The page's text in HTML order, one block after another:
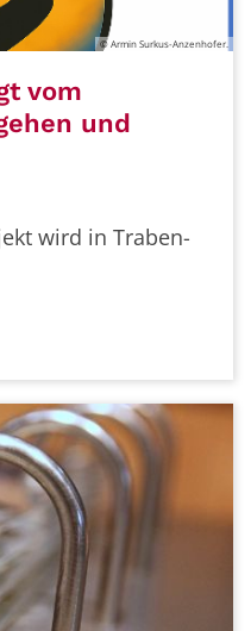
© Armin Surkus-Anzenhofer.
vom
und
wird in Traben-